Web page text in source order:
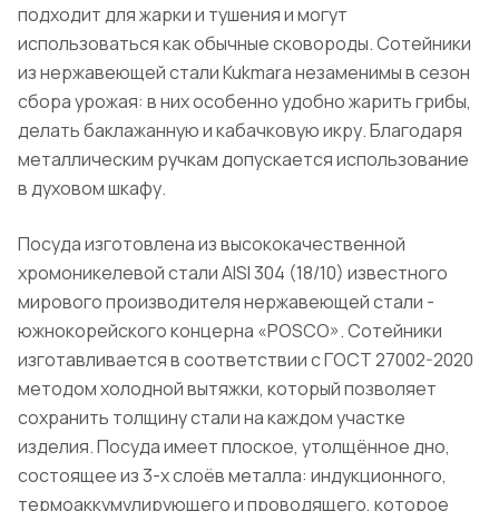
подходит для жарки и тушения и могут
использоваться как обычные сковороды. Сотейники
из нержавеющей стали Kukmara незаменимы в сезон
сбора урожая: в них особенно удобно жарить грибы,
делать баклажанную и кабачковую икру. Благодаря
металлическим ручкам допускается использование
в духовом шкафу.
Посуда изготовлена из высококачественной
хромоникелевой стали AISI 304 (18/10) известного
мирового производителя нержавеющей стали -
южнокорейского концерна «POSCO». Сотейники
изготавливается в соответствии с ГОСТ 27002-2020
методом холодной вытяжки, который позволяет
сохранить толщину стали на каждом участке
изделия. Посуда имеет плоское, утолщённое дно,
состоящее из 3-х слоёв металла: индукционного,
термоаккумулирующего и проводящего, которое